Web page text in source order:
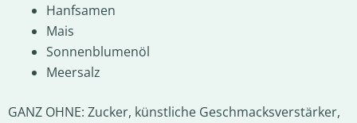
Hanfsamen
Mais
Sonnenblumenöl
Meersalz
GANZ OHNE: Zucker, künstliche Geschmacksverstärker,